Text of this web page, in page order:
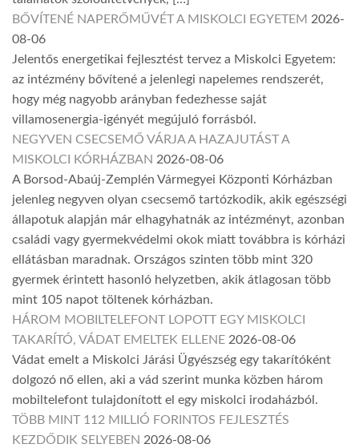
BŐVÍTENÉ NAPERŐMŰVÉT A MISKOLCI EGYETEM 2026-
08-06
Jelentős energetikai fejlesztést tervez a Miskolci Egyetem:
az intézmény bővítené a jelenlegi napelemes rendszerét,
hogy még nagyobb arányban fedezhesse saját
villamosenergia-igényét megújuló forrásból.
NEGYVEN CSECSEMŐ VÁRJA A HAZAJUTÁST A
MISKOLCI KÓRHÁZBAN 2026-08-06
A Borsod-Abaúj-Zemplén Vármegyei Központi Kórházban
jelenleg negyven olyan csecsemő tartózkodik, akik egészségi
állapotuk alapján már elhagyhatnák az intézményt, azonban
családi vagy gyermekvédelmi okok miatt továbbra is kórházi
ellátásban maradnak. Országos szinten több mint 320
gyermek érintett hasonló helyzetben, akik átlagosan több
mint 105 napot töltenek kórházban.
HÁROM MOBILTELEFONT LOPOTT EGY MISKOLCI
TAKARÍTÓ, VÁDAT EMELTEK ELLENE 2026-08-06
Vádat emelt a Miskolci Járási Ügyészség egy takarítóként
dolgozó nő ellen, aki a vád szerint munka közben három
mobiltelefont tulajdonított el egy miskolci irodaházból.
TÖBB MINT 112 MILLIÓ FORINTOS FEJLESZTÉS
KEZDŐDIK SELYEBEN 2026-08-06